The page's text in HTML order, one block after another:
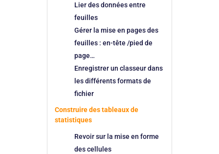
Lier des données entre
feuilles
Gérer la mise en pages des
feuilles : en-tête /pied de
page…
Enregistrer un classeur dans
les différents formats de
fichier
Construire des tableaux de
statistiques
Revoir sur la mise en forme
des cellules